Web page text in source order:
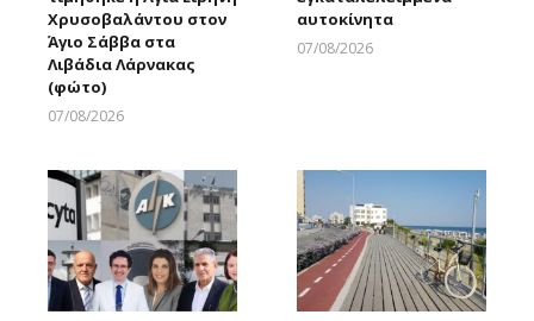
Χρυσοβαλάντου στον
Άγιο Σάββα στα
Λιβάδια Λάρνακας
(φώτο)
07/08/2026
αυτοκίνητα
07/08/2026